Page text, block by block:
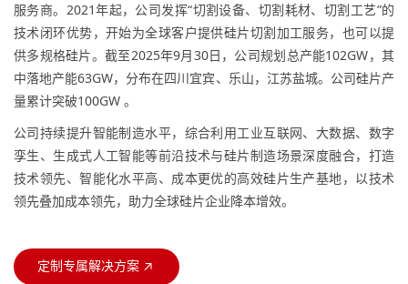
服务商。2021年起，公司发挥“切割设备、切割耗材、切割工艺”的
技术闭环优势，开始为全球客户提供硅片切割加工服务，也可以提
供多规格硅片。截至2025年9月30日，公司规划总产能102GW，其
中落地产能63GW，分布在四川宜宾、乐山，江苏盐城。公司硅片产
量累计突破100GW 。
公司持续提升智能制造水平，综合利用工业互联网、大数据、数字
孪生、生成式人工智能等前沿技术与硅片制造场景深度融合，打造
技术领先、智能化水平高、成本更优的高效硅片生产基地，以技术
领先叠加成本领先，助力全球硅片企业降本增效。
定制专属解决方案